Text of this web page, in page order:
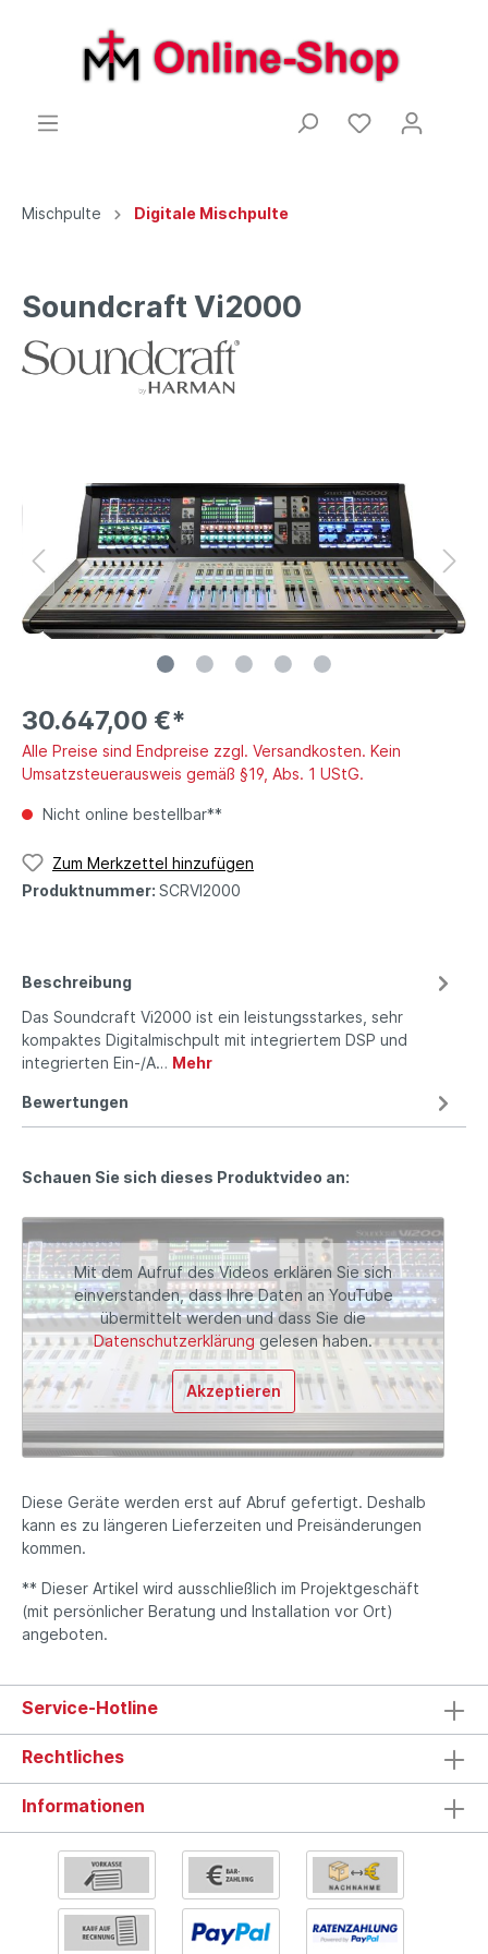
Mischpulte Digitale Mischpulte
Soundcraft Vi2000
30.647,00 €*
Alle Preise sind Endpreise zzgl. Versandkosten. Kein
Umsatzsteuerausweis gemäß §19, Abs. 1 UStG.
Nicht online bestellbar**
Zum Merkzettel hinzufügen
Produktnummer: SCRVI2000
Beschreibung
Das Soundcraft Vi2000 ist ein leistungsstarkes, sehr
kompaktes Digitalmischpult mit integriertem DSP und
integrierten Ein-/A… Mehr
Bewertungen
Schauen Sie sich dieses Produktvideo an:
Mit dem Aufruf des Videos erklären Sie sich
einverstanden, dass Ihre Daten an YouTube
übermittelt werden und dass Sie die
Datenschutzerklärunggelesen haben.
Akzeptieren
Diese Geräte werden erst auf Abruf gefertigt. Deshalb
kann es zu längeren Lieferzeiten und Preisänderungen
kommen.
** Dieser Artikel wird ausschließlich im Projektgeschäft
(mit persönlicher Beratung und Installation vor Ort)
angeboten.
Service-Hotline
Rechtliches
Informationen